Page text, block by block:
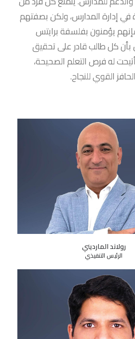
في إدارة المدارس، ولكن بصفتهم
يؤمنون بفلسفة برايتس
بأن كل طالب قادر على تحقيق
له فرص التعلم الصحيحة،
القوي للنجاح.
رولاند المارديني
الرئيس التنفيذي